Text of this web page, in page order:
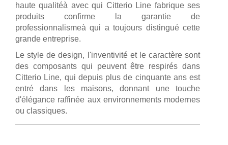
haute qualitéà avec qui Citterio Line fabrique ses
produits confirme la garantie de
professionnalismeà qui a toujours distingué cette
grande entreprise.
Le style de design, l'inventivité et le caractère sont
des composants qui peuvent être respirés dans
Citterio Line, qui depuis plus de cinquante ans est
entré dans les maisons, donnant une touche
d'élégance raffinée aux environnements modernes
ou classiques.